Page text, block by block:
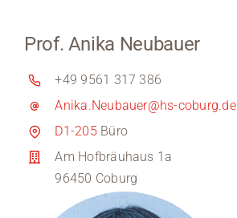
Regionalentwicklung
Entdecke die Region
Informationen für …
Kontakt
Medien
Prof. Anika Neubauer
+49 9561 317 386
Anika.Neubauer@hs-coburg.de
D1-205Büro
Am Hofbräuhaus 1a
96450 Coburg